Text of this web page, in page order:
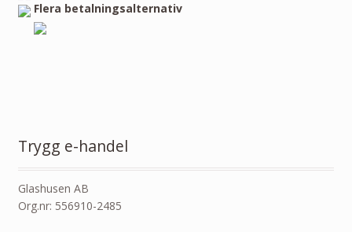
Flera betalningsalternativ
Trygg e-handel
Glashusen AB
Org.nr: 556910-2485